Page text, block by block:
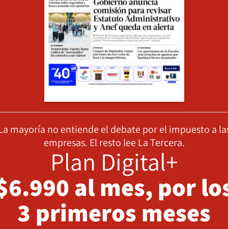
mayoría no entiende el debate por el impuesto a
empresas. El resto lee La Tercera.
Plan Digital+
al mes, por
3 primeros meses